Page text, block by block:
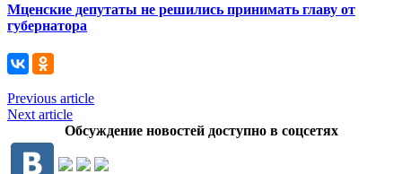
Мценские депутаты не решились принимать главу от
губернатора
Previous article
Next article
Обсуждение новостей доступно в соцсетях